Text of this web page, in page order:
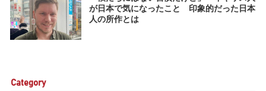
が日本で気になったこと 印象的だった日本
人の所作とは
Category